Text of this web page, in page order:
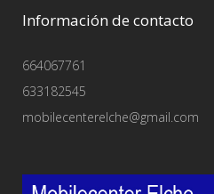
Información de contacto
664067761
633182545
mobilecenterelche@gmail.com